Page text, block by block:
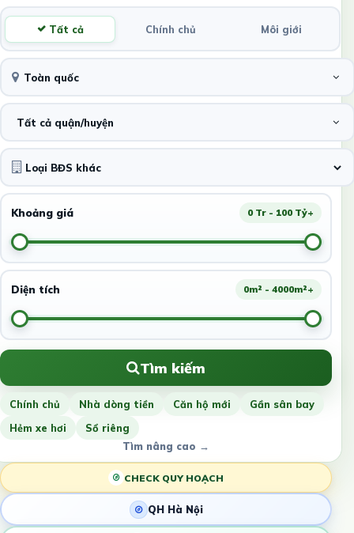
Tất cả Chính chủ Môi giới
Toàn quốc
Tất cả quận/huyện
Khoảng giá 0 Tr - 100 Tỷ+
Diện tích 0m² - 4000m²+
Tìm kiếm
Chính chủ Nhà dòng tiền Căn hộ mới
Gần sân bay
Hẻm xe hơi
Sổ riêng
Tìm nâng cao →
CHECK QUY HOẠCH
QH Hà Nội